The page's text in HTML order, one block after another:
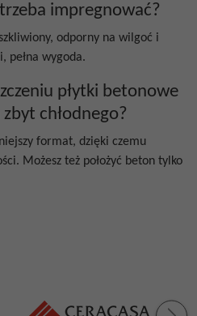
impregnować?
odporny na wilgoć i
pełna wygoda.
płytki betonowe
chłodnego?
format, dzięki czemu
Możesz też położyć beton tylko